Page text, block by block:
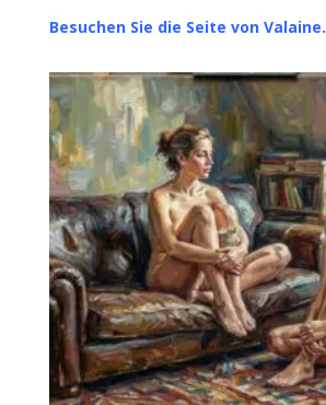
Besuchen Sie die Seite von Valaine.